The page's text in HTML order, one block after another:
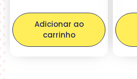
Adicionar ao
carrinho